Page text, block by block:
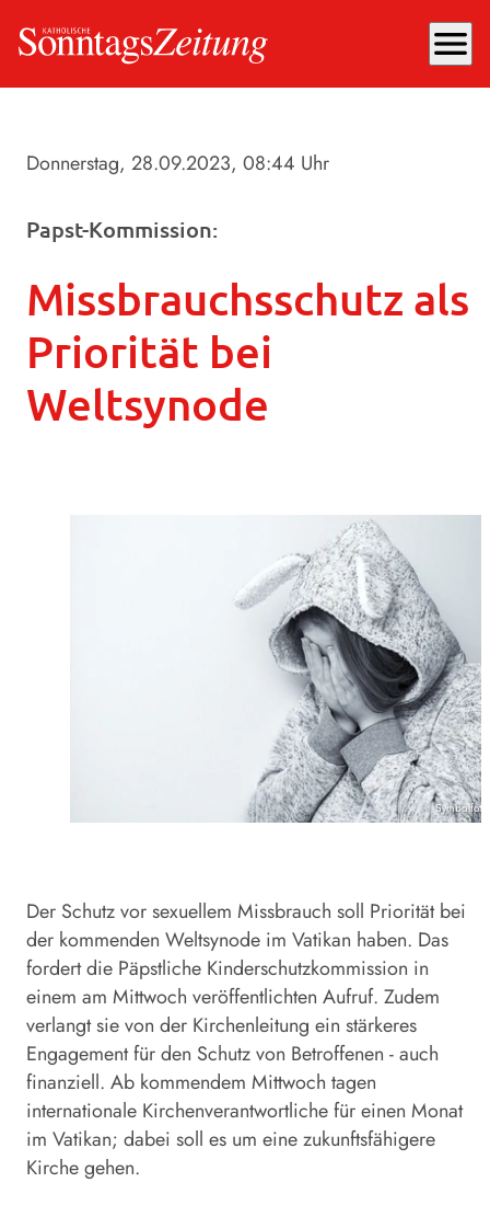
menu
Donnerstag, 28.09.2023, 08:44 Uhr
Papst-Kommission:
Missbrauchsschutz als
Priorität bei
Weltsynode
Der Schutz vor sexuellem Missbrauch soll Priorität bei
der kommenden Weltsynode im Vatikan haben. Das
fordert die Päpstliche Kinderschutzkommission in
einem am Mittwoch veröffentlichten Aufruf. Zudem
verlangt sie von der Kirchenleitung ein stärkeres
Engagement für den Schutz von Betroffenen - auch
finanziell. Ab kommendem Mittwoch tagen
internationale Kirchenverantwortliche für einen Monat
im Vatikan; dabei soll es um eine zukunftsfähigere
Kirche gehen.